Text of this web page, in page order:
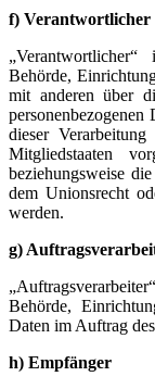
f) Verantwortlicher
Behörde,
mit anderen über
dieser
Mitgliedstaaten
beziehungsweise
dem Unionsrecht
werden.
g)
Behörde,
Daten im Auftrag
h) Empfänger